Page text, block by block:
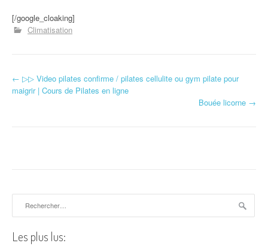
[/google_cloaking]
Climatisation
Navigation d'article
← ▷▷ Video pilates confirme / pilates cellulite ou gym pilate pour
maigrir | Cours de Pilates en ligne
Bouée licorne →
Les plus lus: